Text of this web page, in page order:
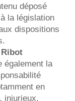
déposé
la législation
dispositions
également la
en
injurieux,